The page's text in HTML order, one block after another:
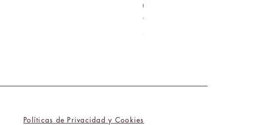
Tú y Yo Somos Polos Opuestos 06
Políticas de Privacidad y Cookies